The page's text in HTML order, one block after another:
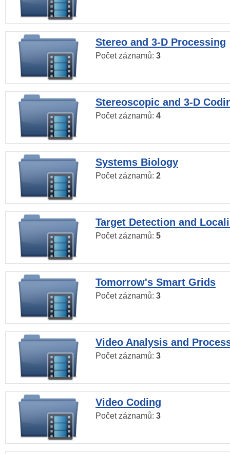
Stereo and 3-D Processing
Počet záznamů: 3
Stereoscopic and 3-D
Počet záznamů: 4
Systems Biology
Počet záznamů: 2
Target Detection and
Počet záznamů: 5
Tomorrow's Smart Grids
Počet záznamů: 3
Video Analysis and
Počet záznamů: 3
Video Coding
Počet záznamů: 3